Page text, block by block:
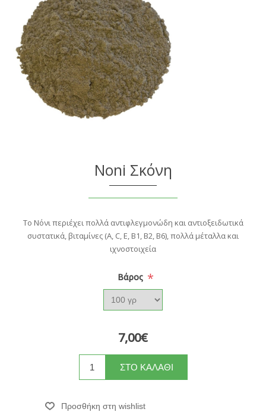
Noni Σκόνη
Το Νόνι περιέχει πολλά αντιφλεγμονώδη και αντιοξειδωτικά
συστατικά, βιταμίνες (A, C, E, B1, B2, B6), πολλά μέταλλα και
ιχνοστοιχεία
Βάρος *
7,00€